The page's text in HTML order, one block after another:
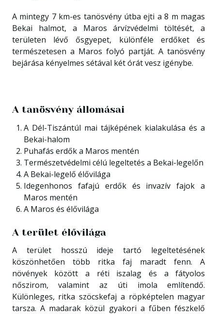
A mintegy 7 km-es tanösvény útba ejti a 8 m magas
Bekai halmot, a Maros árvízvédelmi töltését, a
területen lévő ősgyepet, különféle erdőket és
természetesen a Maros folyó partját. A tanösvény
bejárása kényelmes sétával két órát vesz igénybe.
A tanösvény állomásai
A Dél-Tiszántúl mai tájképének kialakulása és a
Bekai-halom
Puhafás erdők a Maros mentén
Természetvédelmi célú legeltetés a Bekai-legelőn
A Bekai-legelő élővilága
Idegenhonos fafajú erdők és invazív fajok a
Maros mentén
A Maros és élővilága
A terület élővilága
A terület hosszú ideje tartó legeltetésének
köszönhetően több ritka faj maradt fenn. A
növények között a réti iszalag és a fátyolos
nőszirom, valamint az úti imola említendő.
Különleges, ritka szöcskefaj a röpképtelen magyar
tarsza. A madarak közül gyakori a fűben fészkelő